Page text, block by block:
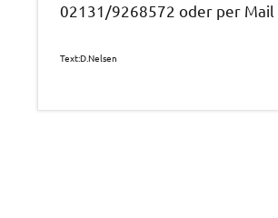
02131/9268572 oder per Mail
Text:D.Nelsen